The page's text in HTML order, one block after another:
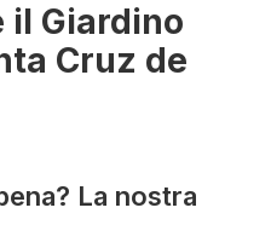
il Giardino
Cruz de
La nostra